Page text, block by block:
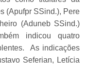
(Apufpr SSind.), Pere
(Aduneb SSind.)
indicou quatro
As indicações
Seferian, Letícia